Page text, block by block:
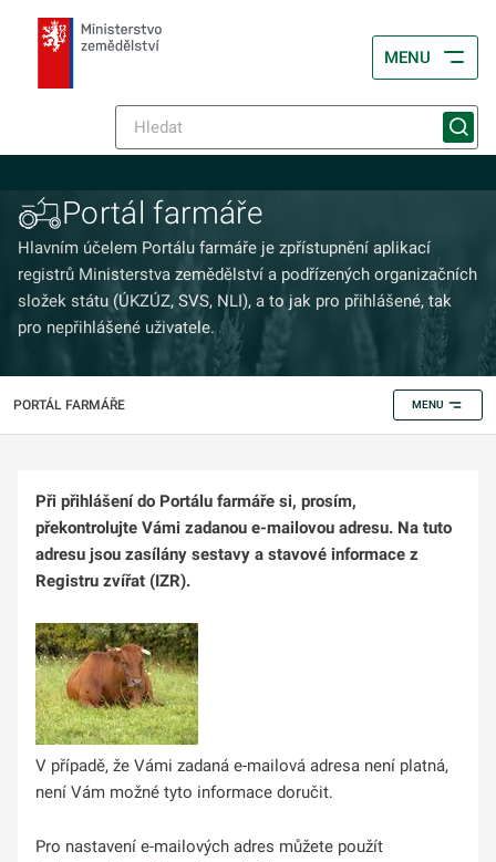
MENU
Portál farmáře
Hlavním účelem Portálu farmáře je zpřístupnění aplikací
registrů Ministerstva zemědělství a podřízených organizačních
složek státu (ÚKZÚZ, SVS, NLI), a to jak pro přihlášené, tak
pro nepřihlášené uživatele.
PORTÁL FARMÁŘE MENU
Při přihlášení do Portálu farmáře si, prosím,
překontrolujte Vámi zadanou e-mailovou adresu. Na tuto
adresu jsou zasílány sestavy a stavové informace z
Registru zvířat (IZR).
V případě, že Vámi zadaná e-mailová adresa není platná,
není Vám možné tyto informace doručit.
Pro nastavení e-mailových adres můžete použít